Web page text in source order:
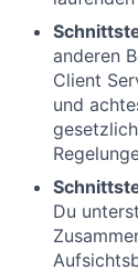
anderen
Client
und
Du